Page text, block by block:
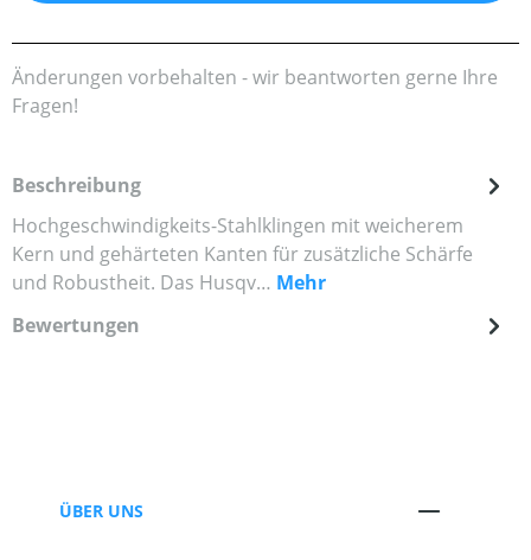
Änderungen vorbehalten - wir beantworten gerne Ihre
Fragen!
Beschreibung
Hochgeschwindigkeits-Stahlklingen mit weicherem
Kern und gehärteten Kanten für zusätzliche Schärfe
und Robustheit. Das Husqv… Mehr
Bewertungen
ÜBER UNS